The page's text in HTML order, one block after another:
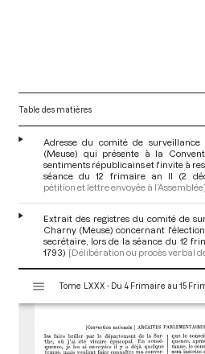
Table des matières
Adresse du comité de
(Meuse) qui présente à la
sentiments républicains et l'invite à
séance du 12 frimaire an II (2
pétition et lettre envoyée à l’Assemblée]
Extrait des registres du comité de
Charny (Meuse) concernant
secrétaire, lors de la séance du 12
1793) [Délibération ou procès verbal
s